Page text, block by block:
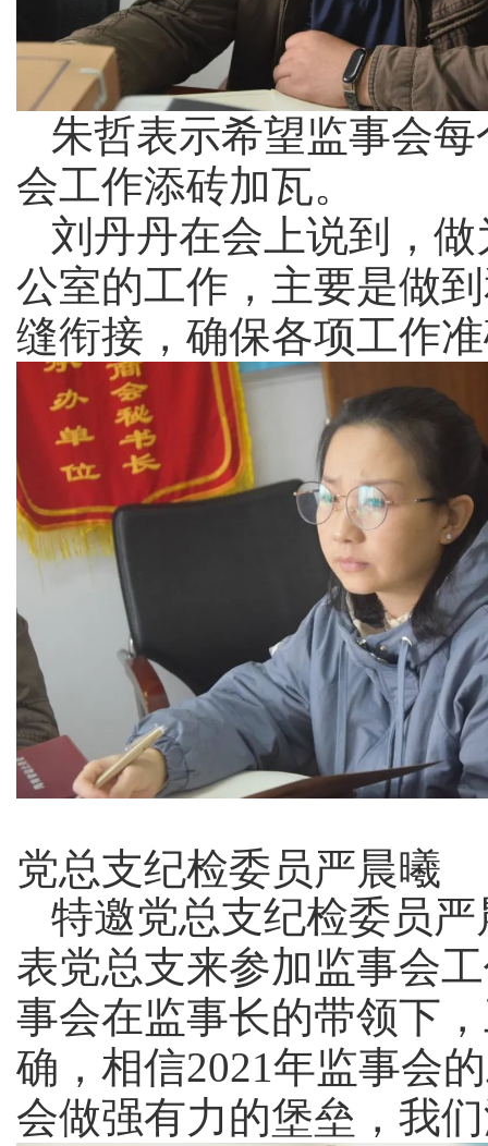
朱哲表示希望监事会
会工作添砖加瓦。
刘丹丹在会上说到，
公室的工作，主要是做
缝衔接，确保各项工作
党总支纪检委员严晨曦
特邀党总支纪检委员
表党总支来参加监事会
事会在监事长的带领下
确，相信2021年监事会
会做强有力的堡垒，我